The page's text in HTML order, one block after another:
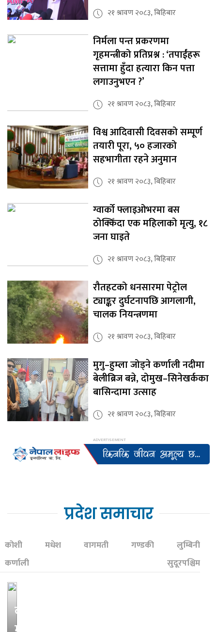
२१ श्रावण २०८३, बिहिबार
निर्मला पन्त प्रकरणमा
गृहमन्त्रीको प्रतिप्रश्न : ‘तपाईंहरू
सत्तामा हुँदा हत्यारा किन पत्ता
लगाउनुभएन ?’
२१ श्रावण २०८३, बिहिबार
विश्व आदिवासी दिवसको सम्पूर्ण
तयारी पूरा, ५० हजारको
सहभागीता रहने अनुमान
२१ श्रावण २०८३, बिहिबार
ग्वार्को फ्लाइओभरमा बस
ठोक्किँदा एक महिलाको मृत्यु, १८
जना घाइते
२१ श्रावण २०८३, बिहिबार
रौतहटको धनसारमा पेट्रोल
ट्याङ्कर दुर्घटनापछि आगलागी,
चालक नियन्त्रणमा
२१ श्रावण २०८३, बिहिबार
मुगु–हुम्ला जोड्ने कर्णाली नदीमा
बेलीब्रिज बन्ने, दोमुख–सिनेखर्कका
बासिन्दामा उत्साह
२१ श्रावण २०८३, बिहिबार
प्रदेश समाचार
कोशी मधेश वागमती गण्डकी
लुम्बिनी
कर्णाली
सुदूरपश्चिम
कर्णालीका